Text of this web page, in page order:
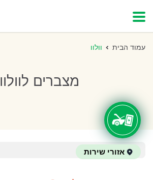
עמוד הבית וולוו
מצברים לוולוו
אזורי שירות